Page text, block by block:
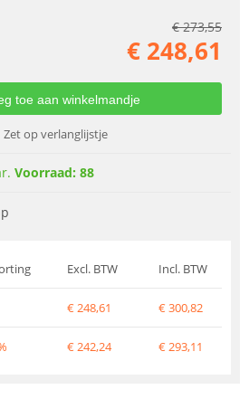
€273,55
€ 248,61
toe aan winkelmandje
Zet op verlanglijstje
Voorraad: 88
Excl. BTW Incl. BTW
€248,61 €300,82
€242,24 €293,11